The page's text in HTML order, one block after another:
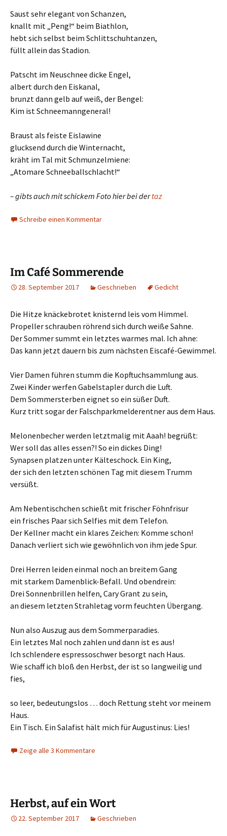
Saust sehr elegant von Schanzen,
knallt mit „Peng!“ beim Biathlon,
hebt sich selbst beim Schlittschuhtanzen,
füllt allein das Stadion.
Patscht im Neuschnee dicke Engel,
albert durch den Eiskanal,
brunzt dann gelb auf weiß, der Bengel:
Kim ist Schneemanngeneral!
Braust als feiste Eislawine
glucksend durch die Winternacht,
kräht im Tal mit Schmunzelmiene:
„Atomare Schneeballschlacht!“
– gibts auch mit schickem Foto hier bei dertaz
Schreibe einen Kommentar
Im Café Sommerende
28. September 2017 Geschrieben Gedicht
Die Hitze knäckebrotet knisternd leis vom Himmel.
Propeller schrauben röhrend sich durch weiße Sahne.
Der Sommer summt ein letztes warmes mal. Ich ahne:
Das kann jetzt dauern bis zum nächsten Eiscafé-Gewimmel.
Vier Damen führen stumm die Kopftuchsammlung aus.
Zwei Kinder werfen Gabelstapler durch die Luft.
Dem Sommersterben eignet so ein süßer Duft.
Kurz tritt sogar der Falschparkmelderentner aus dem Haus.
Melonenbecher werden letztmalig mit Aaah! begrüßt:
Wer soll das alles essen?! So ein dickes Ding!
Synapsen platzen unter Kälteschock. Ein King,
der sich den letzten schönen Tag mit diesem Trumm
versüßt.
Am Nebentischchen schießt mit frischer Föhnfrisur
ein frisches Paar sich Selfies mit dem Telefon.
Der Kellner macht ein klares Zeichen: Komme schon!
Danach verliert sich wie gewöhnlich von ihm jede Spur.
Drei Herren leiden einmal noch an breitem Gang
mit starkem Damenblick-Befall. Und obendrein:
Drei Sonnenbrillen helfen, Cary Grant zu sein,
an diesem letzten Strahletag vorm feuchten Übergang.
Nun also Auszug aus dem Sommerparadies.
Ein letztes Mal noch zahlen und dann ist es aus!
Ich schlendere espressoschwer besorgt nach Haus.
Wie schaff ich bloß den Herbst, der ist so langweilig und
fies,
so leer, bedeutungslos … doch Rettung steht vor meinem
Haus.
Ein Tisch. Ein Salafist hält mich für Augustinus: Lies!
Zeige alle 3 Kommentare
Herbst, auf ein Wort
22. September 2017 Geschrieben